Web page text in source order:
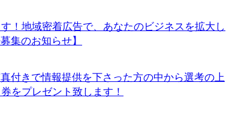
！地域密着広告で、あなたのビジネスを拡大し
集のお知らせ】
付きで情報提供を下さった方の中から選考の上
をプレゼント致します！